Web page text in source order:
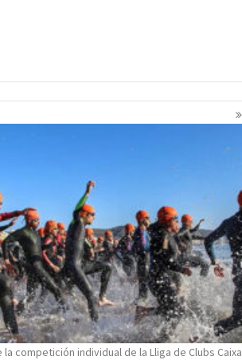
la competición individual de la Lliga de Clubs Caixa